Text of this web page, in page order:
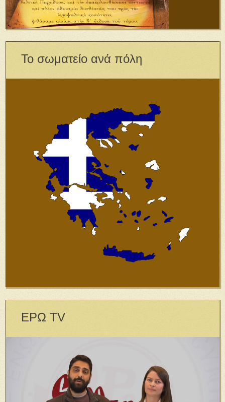
Το σωματείο ανά πόλη
ΕΡΩ TV